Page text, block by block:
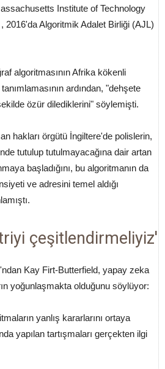
Institute of Technology
2016'da Algoritmik Adalet Birliği (AJL)
algoritmasının Afrika kökenli
ardından, "dehşete
özür dilediklerini" söylemişti.
hakları örgütü İngiltere'de polislerin,
tutulup tutulmayacağına dair artan
başladığını, bu algoritmanın da
ve adresini temel aldığı
çeşitlendirmeliyiz'
Kay Firt-Butterfield, yapay zeka
yoğunlaşmakta olduğunu söylüyor:
yanlış kararlarını ortaya
yapılan tartışmaları gerçekten ilgi